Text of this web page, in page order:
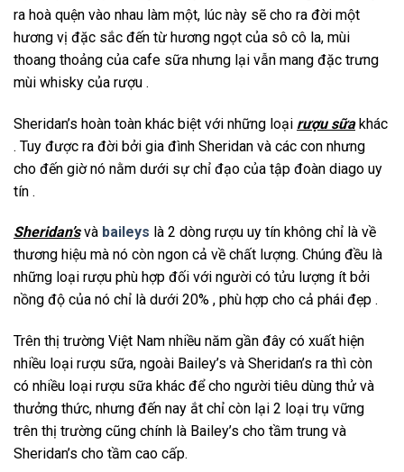
ra hoà quện vào nhau làm một, lúc này sẽ cho ra đời một
hương vị đặc sắc đến từ hương ngọt của sô cô la, mùi
thoang thoảng của cafe sữa nhưng lại vẫn mang đặc trưng
mùi whisky của rượu .
Sheridan’s hoàn toàn khác biệt với những loại rượu sữakhác
. Tuy được ra đời bởi gia đình Sheridan và các con nhưng
cho đến giờ nó nằm dưới sự chỉ đạo của tập đoàn diago uy
tín .
Sheridan’svà baileys là 2 dòng rượu uy tín không chỉ là về
thương hiệu mà nó còn ngon cả về chất lượng. Chúng đều là
những loại rượu phù hợp đối với người có tửu lượng ít bởi
nồng độ của nó chỉ là dưới 20% , phù hợp cho cả phái đẹp .
Trên thị trường Việt Nam nhiều năm gần đây có xuất hiện
nhiều loại rượu sữa, ngoài Bailey’s và Sheridan’s ra thì còn
có nhiều loại rượu sữa khác để cho người tiêu dùng thử và
thưởng thức, nhưng đến nay ắt chỉ còn lại 2 loại trụ vững
trên thị trường cũng chính là Bailey’s cho tầm trung và
Sheridan’s cho tầm cao cấp.